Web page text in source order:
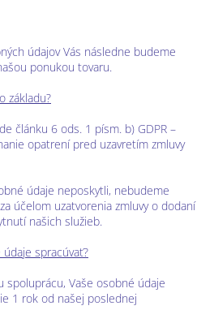
údajov Vás následne budeme
ponukou tovaru.
základu?
článku 6 ods. 1 písm. b) GDPR –
opatrení pred uzavretím zmluvy
údaje neposkytli, nebudeme
účelom uzatvorenia zmluvy o dodaní
našich služieb.
spracúvať?
spoluprácu, Vaše osobné údaje
1 rok od našej poslednej